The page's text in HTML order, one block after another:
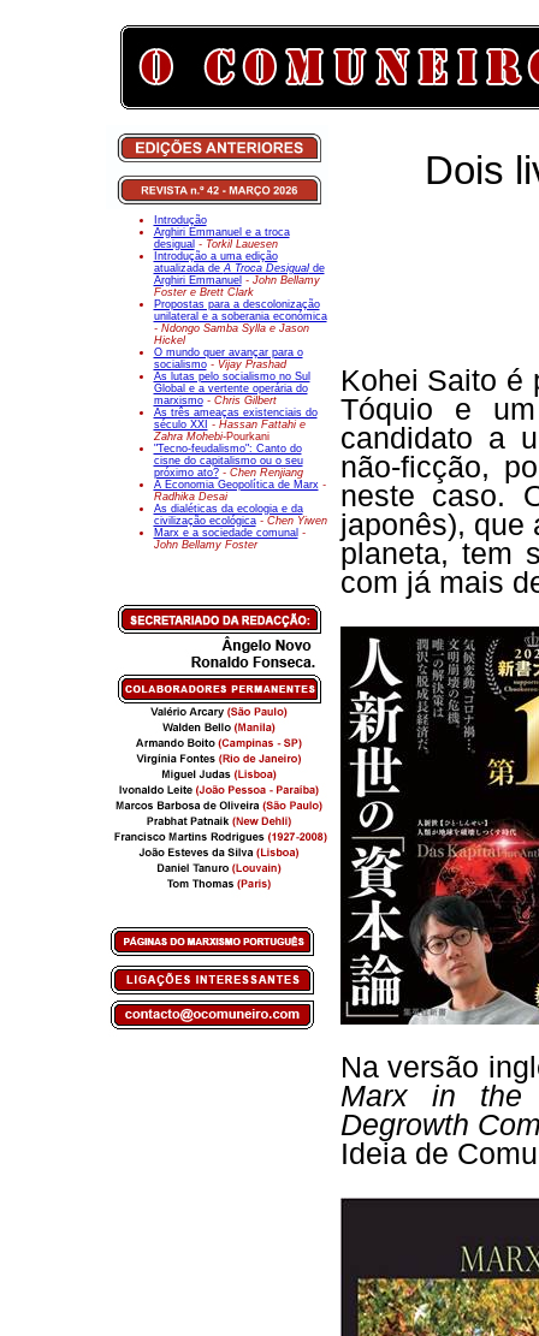
Introdução
Arghiri Emmanuel e a troca
desigual - Torkil Lauesen
Introdução a uma edição
atualizada deA Troca Desigualde
Arghiri Emmanuel - John Bellamy
Foster e Brett Clark
Propostas para a descolonização
unilateral e a soberania económica
- Ndongo Samba Sylla e Jason
Hickel
O mundo quer avançar para o
socialismo- Vijay Prashad
As lutas pelo socialismo no Sul
Global e a vertente operária do
marxismo- Chris Gilbert
As três ameaças existenciais do
século XXI - Hassan Fattahi e
Zahra Mohebi-Pourkani
"Tecno-feudalismo": Canto do
cisne do capitalismo ou o seu
próximo ato? - Chen Renjiang
A Economia Geopolítica de Marx-
Radhika Desai
As dialéticas da ecologia e da
civilização ecológica - Chen Yiwen
Marx e a sociedade comunal -
John Bellamy Foster
Dois
Kohei Saito é
Tóquio e
candidato a
não-ficção,
neste caso.
japonês), que
planeta, tem
com já mais
Na versão
Marx in the
Degrowth
Ideia de